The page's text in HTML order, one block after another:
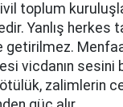
toplum
Yanlış herkes
getirilmez.
vicdanın sesini
zalimlerin